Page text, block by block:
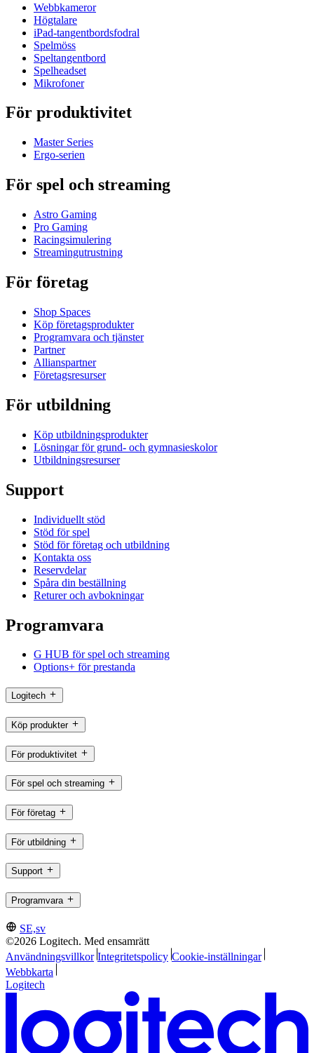
Webbkameror
Högtalare
iPad-tangentbordsfodral
Spelmöss
Speltangentbord
Spelheadset
Mikrofoner
För produktivitet
Master Series
Ergo-serien
För spel och streaming
Astro Gaming
Pro Gaming
Racingsimulering
Streamingutrustning
För företag
Shop Spaces
Köp företagsprodukter
Programvara och tjänster
Partner
Allianspartner
Företagsresurser
För utbildning
Köp utbildningsprodukter
Lösningar för grund- och gymnasieskolor
Utbildningsresurser
Support
Individuellt stöd
Stöd för spel
Stöd för företag och utbildning
Kontakta oss
Reservdelar
Spåra din beställning
Returer och avbokningar
Programvara
G HUB för spel och streaming
Options+ för prestanda
Logitech
Köp produkter
För produktivitet
För spel och streaming
För företag
För utbildning
Support
Programvara
SE,sv
©2026 Logitech. Med ensamrätt
Användningsvillkor Integritetspolicy Cookie-inställningar
Webbkarta
Logitech